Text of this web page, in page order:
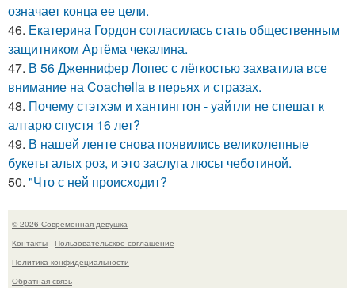
означает конца ее цели.
46. Екатерина Гордон согласилась стать общественным
защитником Артёма чекалина.
47. В 56 Дженнифер Лопес с лёгкостью захватила все
внимание на Coachella в перьях и стразах.
48. Почему стэтхэм и хантингтон - уайтли не спешат к
алтарю спустя 16 лет?
49. В нашей ленте снова появились великолепные
букеты алых роз, и это заслуга люсы чеботиной.
50. "Что с ней происходит?
© 2026 Современная девушка
Контакты
Пользовательское соглашение
Политика конфидециальности
Обратная связь